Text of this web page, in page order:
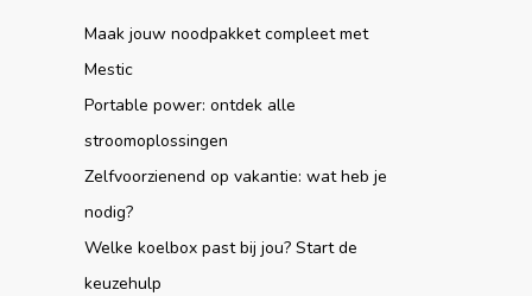
Maak jouw noodpakket compleet met
Mestic
Portable power: ontdek alle
stroomoplossingen
Zelfvoorzienend op vakantie: wat heb je
nodig?
Welke koelbox past bij jou? Start de
keuzehulp